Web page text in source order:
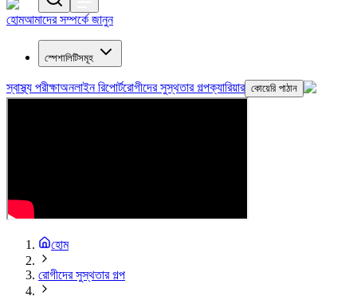
হোমআমাদের সম্পর্কে জানুন
স্পেশালিটিসমূহ
স্বাস্থ্য পরীক্ষাঅনলাইন রিপোর্টরোগীদের সুস্থতার গল্পক্যারিয়ার কোয়েরি পাঠান
হোম
রোগীদের সুস্থতার গল্প